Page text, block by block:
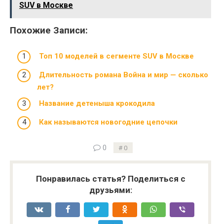
SUV в Москве
Похожие Записи:
Топ 10 моделей в сегменте SUV в Москве
Длительность романа Война и мир — сколько
лет?
Название детеныша крокодила
Как называются новогодние цепочки
0 0
Понравилась статья? Поделиться с
друзьями: